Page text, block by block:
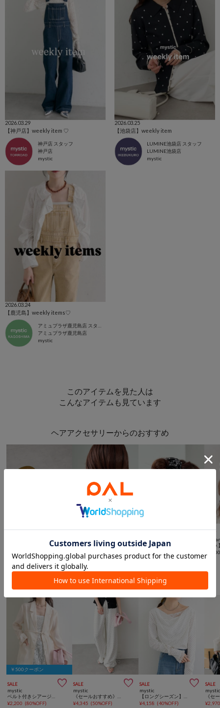
2026.03.29
【神戸店】weekly item ♡
神戸店 スタッフ
神戸店
mystic
2026.03.25
【池袋店】weekly item
LUMINE池袋店 スタッフ
LUMINE池袋店
mystic
2026.03.24
【鹿児島】weekly items♡
アミュプラザ鹿児島店
mystic
このアイテムを見た人は
こんなアイテムも見ています
ヘアアクセサリーからのおすすめ

モチーフビジューヘアクリップ
( 50%OFF

チャーム付きストライプシュシュ
1,056 70%OFF

mystic
¥
2,035 50%OFF
mysticからのおすすめ
￥500クーポン
SALE 
mystic
¥2,200 (80%OFF)
SALE 
mystic
¥4,345 (50%OFF)
SALE 
mystic
¥4,158 (40%OFF)
SALE
mystic
¥